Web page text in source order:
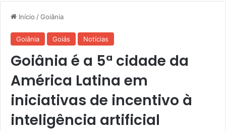
Início /Goiânia
Goiânia Goiás Notícias
Goiânia é a 5ª cidade da
América Latina em
iniciativas de incentivo à
inteligência artificial